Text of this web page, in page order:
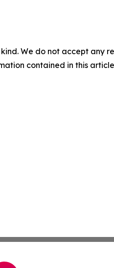
We do not accept any
contained in this